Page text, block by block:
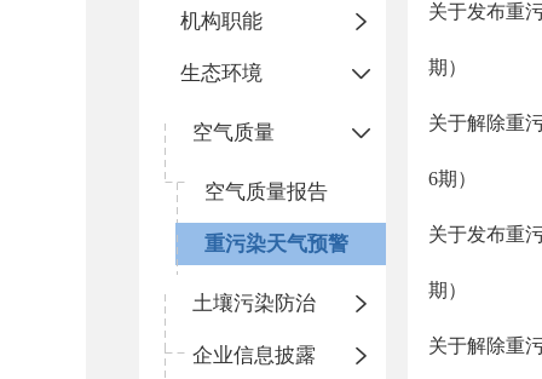
机构职能
生态环境
空气质量
空气质量报告
重污染天气预警
土壤污染防治
企业信息披露
关于发布重
期）
关于解除重
6期）
关于发布重
期）
关于解除重